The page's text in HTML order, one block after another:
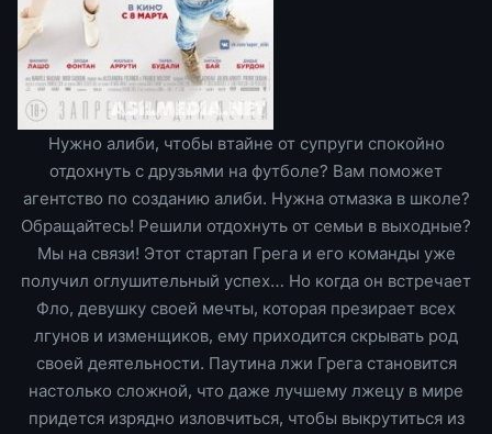
Нужно алиби, чтобы втайне от супруги спокойно
отдохнуть с друзьями на футболе? Вам поможет
агентство по созданию алиби. Нужна отмазка в школе?
Обращайтесь! Решили отдохнуть от семьи в выходные?
Мы на связи! Этот стартап Грега и его команды уже
получил оглушительный успех… Но когда он встречает
Фло, девушку своей мечты, которая презирает всех
лгунов и изменщиков, ему приходится скрывать род
своей деятельности. Паутина лжи Грега становится
настолько сложной, что даже лучшему лжецу в мире
придется изрядно изловчиться, чтобы выкрутиться из